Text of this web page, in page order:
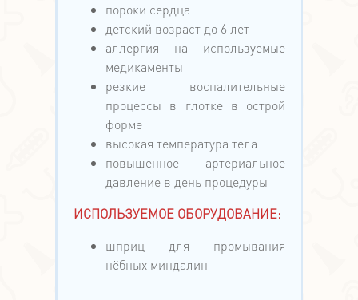
пороки сердца
детский возраст до 6 лет
аллергия на используемые
медикаменты
резкие воспалительные
процессы в глотке в острой
форме
высокая температура тела
повышенное артериальное
давление в день процедуры
ИСПОЛЬЗУЕМОЕ ОБОРУДОВАНИЕ:
шприц для промывания
нёбных миндалин